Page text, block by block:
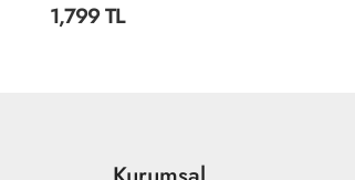
2,199 TL